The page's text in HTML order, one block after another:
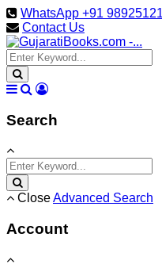
WhatsApp +91
Contact Us
Search
CloseAdvanced Search
Account